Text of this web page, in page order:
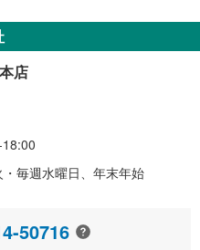
店
毎週水曜日、年末年始
50716